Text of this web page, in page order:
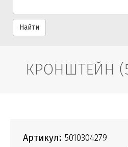
Найти
КРОНШТЕЙН
Артикул: 5010304279